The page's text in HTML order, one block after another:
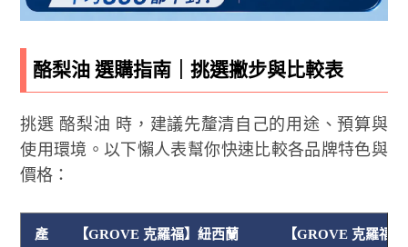
酪梨油 選購指南｜挑選撇步與比較表
挑選 酪梨油 時，建議先釐清自己的用途、預算與
使用環境。以下懶人表幫你快速比較各品牌特色與
價格：
產
【GROVE 克羅福】紐西蘭
【GROVE 克羅福